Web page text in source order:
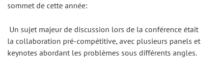
sommet de cette année:
la collaboration pré-compétitive, avec plusieurs panels et
keynotes abordant les problèmes sous différents angles.